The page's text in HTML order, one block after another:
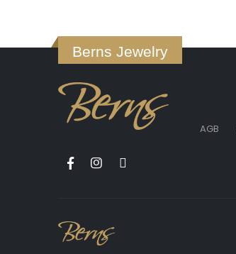
Berns Jewelry
AGB